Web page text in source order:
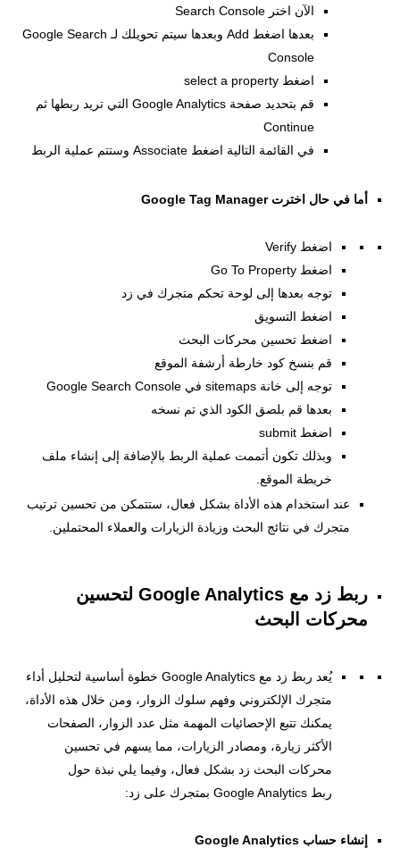
الآن اختر Search Console
بعدها اضغط Add وبعدها سيتم تحويلك لـ Google Search
Console
اضغط select a property
قم بتحديد صفحة Google Analytics التي تريد ربطها ثم
Continue
في القائمة التالية اضغط Associate وستتم عملية الربط
أما في حال اخترت Google Tag Manager
اضغط Verify
اضغط Go To Property
توجه بعدها إلى لوحة تحكم متجرك في زد
اضغط التسويق
اضغط تحسين محركات البحث
قم بنسخ كود خارطة أرشفة الموقع
توجه إلى خانة sitemaps في Google Search Console
بعدها قم بلصق الكود الذي تم نسخه
اضغط submit
وبذلك تكون أتممت عملية الربط بالإضافة إلى إنشاء ملف
خريطة الموقع.
عند استخدام هذه الأداة بشكل فعال، ستتمكن من تحسين ترتيب
متجرك في نتائج البحث وزيادة الزيارات والعملاء المحتملين.
ربط زد مع Google Analytics لتحسين
محركات البحث
يُعد ربط زد مع Google Analytics خطوة أساسية لتحليل أداء
متجرك الإلكتروني وفهم سلوك الزوار، ومن خلال هذه الأداة،
يمكنك تتبع الإحصائيات المهمة مثل عدد الزوار، الصفحات
الأكثر زيارة، ومصادر الزيارات، مما يسهم في تحسين
محركات البحث زد بشكل فعال، وفيما يلي نبذة حول
ربط Google Analytics بمتجرك على زد:
إنشاء حساب Google Analytics